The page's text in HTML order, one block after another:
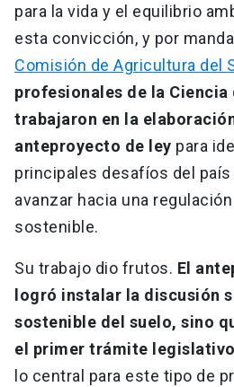
para la vida y el equilibrio
esta convicción, y por
Comisión de Agricultura del
profesionales de la Ciencia
trabajaron en la
anteproyecto de ley para
principales desafíos del
avanzar hacia una
sostenible.
Su trabajo dio frutos. El
logró instalar la discusión
sostenible del suelo, sino
el primer trámite legislativo
lo central para este tipo de